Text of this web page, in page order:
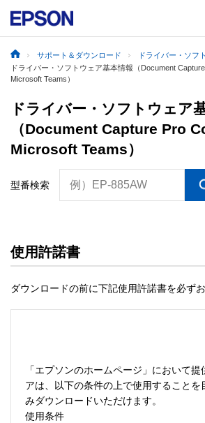
サポート＆ダウンロード
ドライバー・ソフ
ドライバー・ソフトウェア基本情報（Document
Microsoft Teams）
ドライバー・ソフトウェア
（Document Capture Pro
Microsoft Teams）
型番検索 例）EP-885AW
使用許諾書
ダウンロードの前に下記使用許諾書を必ず
「エプソンのホームページ」において提
アは、以下の条件の上で使用することを
みダウンロードいただけます。
使用条件